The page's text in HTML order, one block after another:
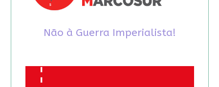
Não à Guerra Imperialista!